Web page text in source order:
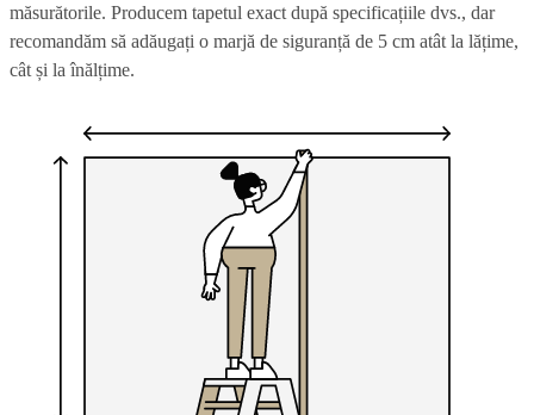
măsurătorile. Producem tapetul exact după specificațiile dvs., dar
recomandăm să adăugați o marjă de siguranță de 5 cm atât la lățime,
cât și la înălțime.